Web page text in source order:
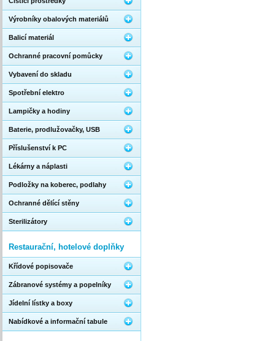
Výrobníky obalových materiálů
Balicí materiál
Ochranné pracovní pomůcky
Vybavení do skladu
Spotřební elektro
Lampičky a hodiny
Baterie, prodlužovačky, USB
Příslušenství k PC
Lékárny a náplasti
Podložky na koberec, podlahy
Ochranné dělící stěny
Sterilizátory
Restaurační, hotelové doplňky
Křídové popisovače
Zábranové systémy a popelníky
Jídelní lístky a boxy
Nabídkové a informační tabule